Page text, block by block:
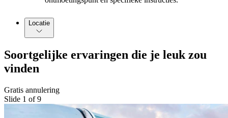
Locatie
Soortgelijke ervaringen die je leuk zou
vinden
Gratis annulering
Slide 1 of 9